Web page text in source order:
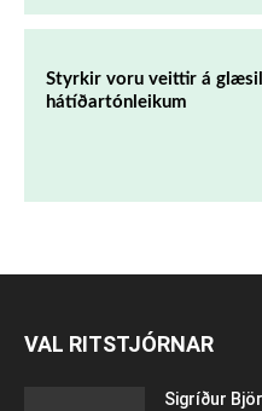
Styrkir voru veittir á
hátíðartónleikum
VAL RITSTJÓRNAR
Sigríður